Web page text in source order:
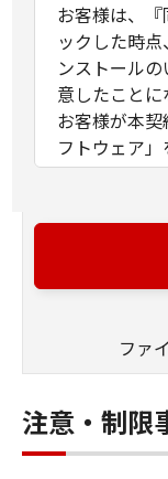
お客様は、
ックした時
ンストール
意したことに
お客様が本
フトウェア」
(1) キヤノン
用する目的
（本契約書
ること、また
ること、アク
ことのいず
ファ
注意・制限